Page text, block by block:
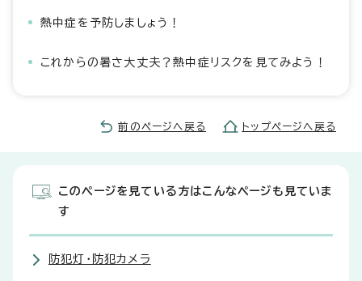
熱中症を予防しましょう！
これからの暑さ大丈夫？熱中症リスクを見てみよう！
前のページへ戻る トップページへ戻る
このページを見ている方はこんなページも見ていま
す
防犯灯・防犯カメラ